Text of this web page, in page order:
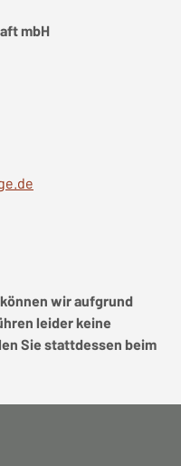
mbH
wir aufgrund
leider keine
Sie stattdessen beim